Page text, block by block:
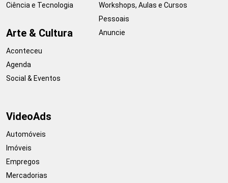
Ciência e Tecnologia
Arte & Cultura
Aconteceu
Agenda
Social & Eventos
Workshops, Aulas e Cursos
Pessoais
Anuncie
VideoAds
Automóveis
Imóveis
Empregos
Mercadorias